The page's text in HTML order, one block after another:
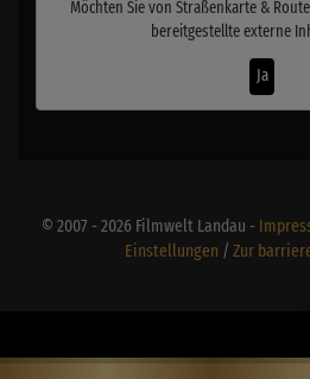
Möchten Sie von Straßenkarte &
bereitgestellte externe
Ja
© 2007 - 2026 Filmwelt Landau -
Einstellungen / Zur